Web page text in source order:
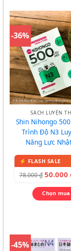
-36%
SÁCH LUYỆN
Shin Nihongo
Trình Độ N3
Năng Lực
78.000₫ 50.000
Chọn mua
-45%